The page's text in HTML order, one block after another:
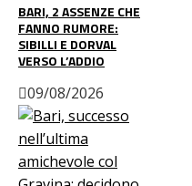
BARI, 2 ASSENZE CHE
FANNO RUMORE:
SIBILLI E DORVAL
VERSO L’ADDIO
09/08/2026